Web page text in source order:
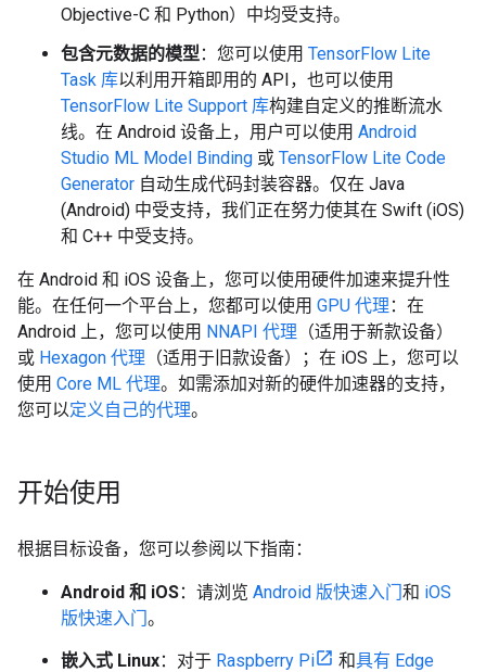
Objective-C 和 Python）中均受支持。
包含元数据的模型：您可以使用 TensorFlow Lite
Task 库以利用开箱即用的 API，也可以使用
TensorFlow Lite Support 库构建自定义的推断流水
线。 在 Android 设备上，用户可以使用 Android
Studio ML Model Binding 或 TensorFlow Lite Code
Generator 自动生成代码封装容器。仅在 Java
(Android) 中受支持，我们正在努力使其在 Swift (iOS)
和 C++ 中受支持。
在 Android 和 iOS 设备上，您可以使用硬件加速来提升性
能。在任何一个平台上，您都可以使用 GPU 代理 ：在
Android 上，您可以使用 NNAPI 代理 （适用于新款设备）
或 Hexagon 代理 （适用于旧款设备）；在 iOS 上，您可以
使用 Core ML 代理。如需添加对新的硬件加速器的支持，
您可以定义自己的代理。
开始使用
根据目标设备，您可以参阅以下指南：
Android 和 iOS：请浏览 Android 版快速入门和 iOS
版快速入门。
嵌入式 Linux：对于 Raspberry Pi 和具有 Edge